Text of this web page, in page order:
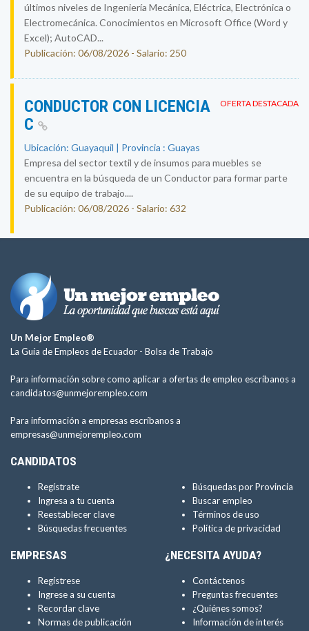
últimos niveles de Ingeniería Mecánica, Eléctrica, Electrónica o
Electromecánica. Conocimientos en Microsoft Office (Word y
Excel); AutoCAD...
Publicación: 06/08/2026 - Salario: 250
OFERTA DESTACADA
CONDUCTOR CON LICENCIA
C
Ubicación: Guayaquil | Provincia : Guayas
Empresa del sector textil y de insumos para muebles se
encuentra en la búsqueda de un Conductor para formar parte
de su equipo de trabajo....
Publicación: 06/08/2026 - Salario: 632
Un Mejor Empleo®
La Guía de Empleos de Ecuador - Bolsa de Trabajo
Para información sobre como aplicar a ofertas de empleo escríbanos a
candidatos@unmejorempleo.com
Para información a empresas escríbanos a
empresas@unmejorempleo.com
CANDIDATOS
Regístrate
Ingresa a tu cuenta
Reestablecer clave
Búsquedas frecuentes
Búsquedas por Provincia
Buscar empleo
Términos de uso
Política de privacidad
EMPRESAS
Regístrese
Ingrese a su cuenta
Recordar clave
Normas de publicación
¿NECESITA AYUDA?
Contáctenos
Preguntas frecuentes
¿Quiénes somos?
Información de interés